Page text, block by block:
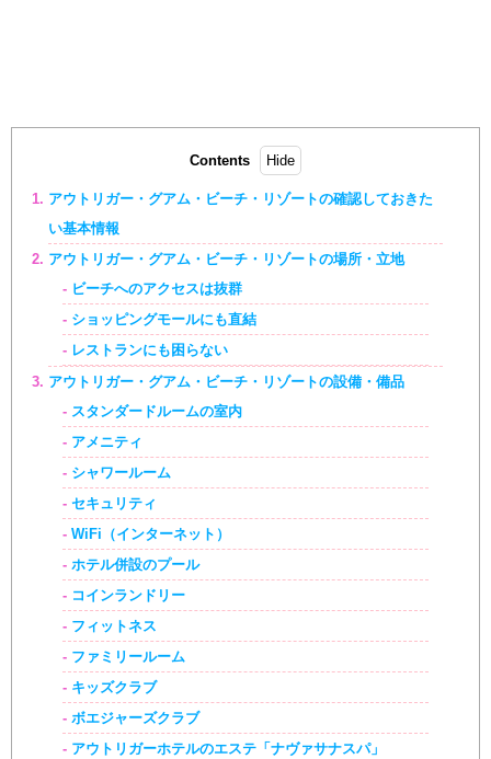
Contents
アウトリガー・グアム・ビーチ・リゾートの確認しておきた
い基本情報
アウトリガー・グアム・ビーチ・リゾートの場所・立地
ビーチへのアクセスは抜群
ショッピングモールにも直結
レストランにも困らない
アウトリガー・グアム・ビーチ・リゾートの設備・備品
スタンダードルームの室内
アメニティ
シャワールーム
セキュリティ
WiFi（インターネット）
ホテル併設のプール
コインランドリー
フィットネス
ファミリールーム
キッズクラブ
ボエジャーズクラブ
アウトリガーホテルのエステ「ナヴァサナスパ」